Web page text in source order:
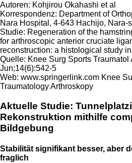
Autoren: Kohjirou Okahashi et al
Korrespondenz: Department of
Nara Hospital, 4-643 Hachijo, Nara-
Studie: Regeneration of the
for arthroscopic anterior cruciate
reconstruction: a histological study
Quelle: Knee Surg Sports Traumatol
Jun;14(6):542-5
Web: www.springerlink.com Knee
Traumatology Arthroskopy
Aktuelle Studie:
Rekonstruktion mithilfe
Bildgebung
Stabilität signifikant besser, aber
fraglich